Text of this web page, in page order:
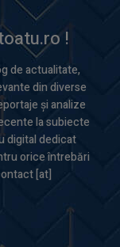
!
de actualitate,
din diverse
și analize
la subiecte
digital dedicat
orice întrebări
[at]